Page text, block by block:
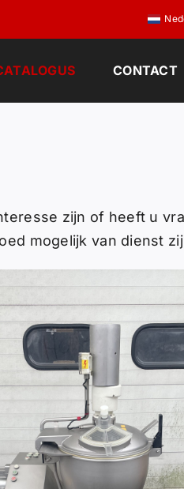
CONTACT
zijn of heeft u
mogelijk van dienst